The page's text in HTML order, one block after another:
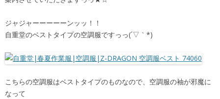
ジャジャーーーーーンッッ！！
自重堂のベストタイプの空調服ですっっ(´▽｀*)
こちらの空調服はベストタイプのものなので、空調服の袖が邪魔に
なって